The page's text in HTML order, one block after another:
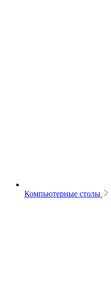
Компьютерные столы